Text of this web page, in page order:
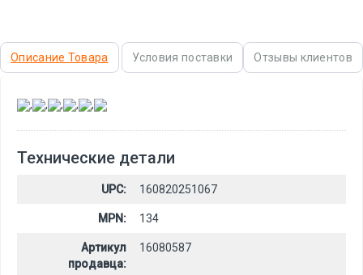
Описание Товара Условия поставки Отзывы клиентов
, , , , ,
Технические детали
UPC: 160820251067
MPN: 134
Артикул
продавца:
16080587